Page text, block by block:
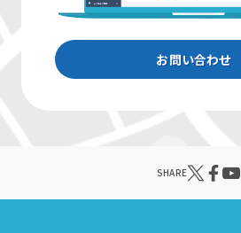
お問い合わせ
SHARE